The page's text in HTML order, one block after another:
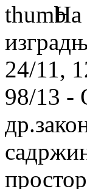
На
24/11,
98/13 -